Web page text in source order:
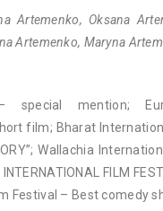
Artemenko, Oksana
Artemenko, Maryna
special mention;
film; Bharat
Wallachia
FILM
Festival – Best comedy